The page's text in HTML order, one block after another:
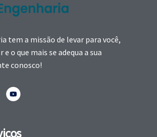
tem a missão de levar para você,
o que mais se adequa a sua
conosco!